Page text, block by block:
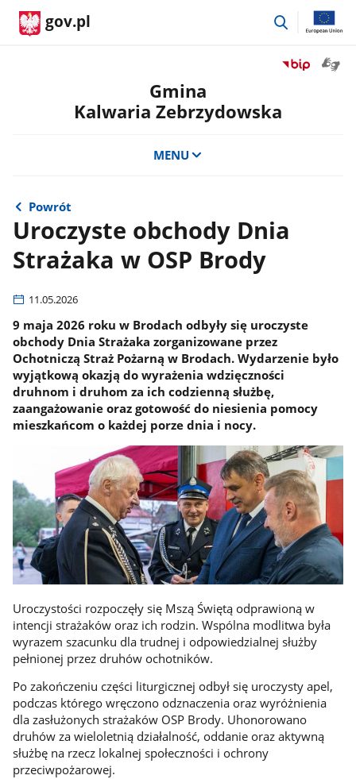
gov.pl
przejdź
Przejdź
Gmina
Kalwaria Zebrzydowska
MENU
Powrót
Uroczyste obchody Dnia
Strażaka w OSP Brody
11.05.2026
9 maja 2026 roku w Brodach odbyły się uroczyste
obchody Dnia Strażaka zorganizowane przez
Ochotniczą Straż Pożarną w Brodach. Wydarzenie było
wyjątkową okazją do wyrażenia wdzięczności
druhnom i druhom za ich codzienną służbę,
zaangażowanie oraz gotowość do niesienia pomocy
mieszkańcom o każdej porze dnia i nocy.
Uroczystości rozpoczęły się Mszą Świętą odprawioną w
intencji strażaków oraz ich rodzin. Wspólna modlitwa była
wyrazem szacunku dla trudnej i odpowiedzialnej służby
pełnionej przez druhów ochotników.
Po zakończeniu części liturgicznej odbył się uroczysty apel,
podczas którego wręczono odznaczenia oraz wyróżnienia
dla zasłużonych strażaków OSP Brody. Uhonorowano
druhów za wieloletnią działalność, oddanie oraz aktywną
służbę na rzecz lokalnej społeczności i ochrony
przeciwpożarowej.